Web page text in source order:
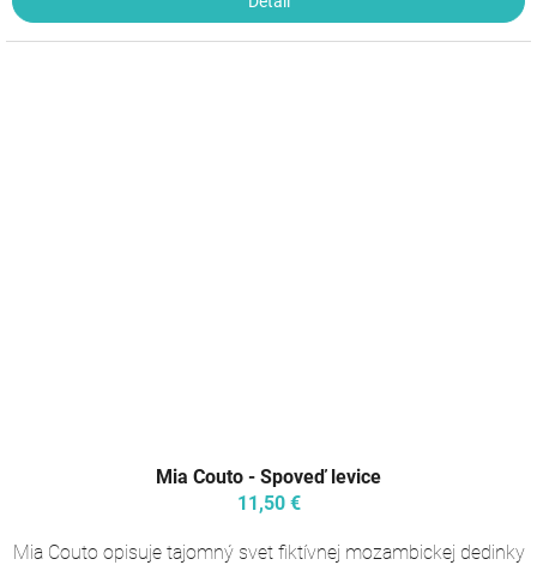
Mia Couto - Spoveď levice
11,50 €
Mia Couto opisuje tajomný svet fiktívnej mozambickej dedinky